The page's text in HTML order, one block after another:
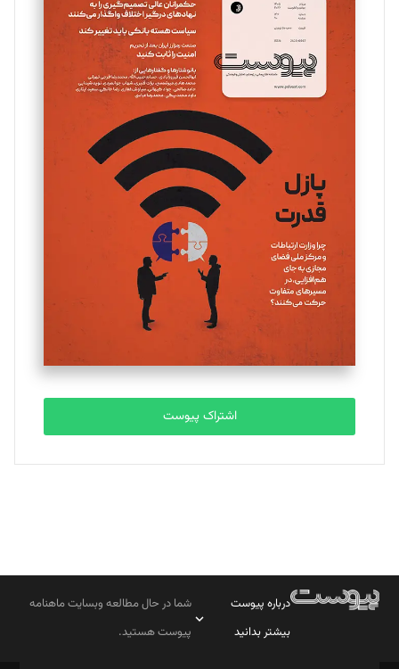
اشتراک پیوست
درباره پیوست
بیشتر بدانید
شما در حال مطالعه وبسایت ماهنامه
پیوست هستید.